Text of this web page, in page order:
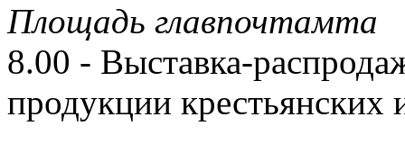
Площадь главпочтамта
8.00 - Выставка-
продукции крестьянских